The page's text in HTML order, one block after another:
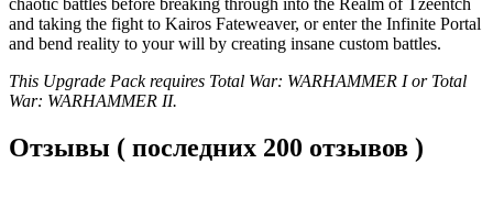
and taking the fight to Kairos Fateweaver, or enter the Infinite Portal
and bend reality to your will by creating insane custom battles.
This Upgrade Pack requires Total War: WARHAMMER I or Total
War: WARHAMMER II.
Отзывы ( последних 200 отзывов )